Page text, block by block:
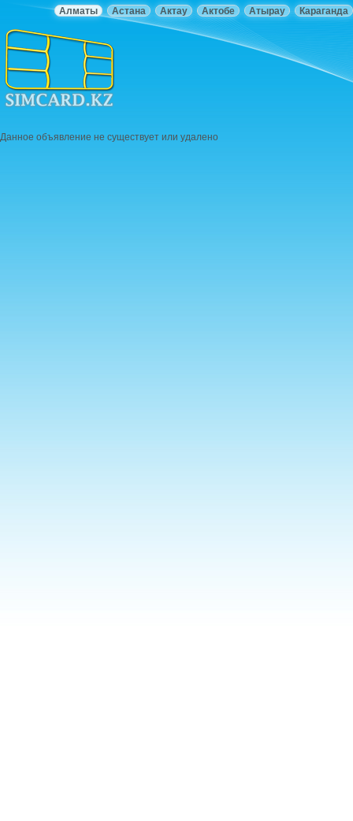
Караганда
Атырау
Актобе
Актау
Астана
Алматы
Данное объявление не существует или удалено